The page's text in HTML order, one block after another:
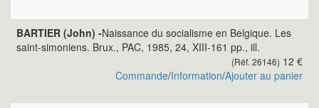
BARTIER (John) -Naissance du socialisme en Belgique. Les
saint-simoniens. Brux., PAC, 1985, 24, XIII-161 pp., ill.
(Réf. 26146) 12 €
Commande/Information/Ajouter au panier